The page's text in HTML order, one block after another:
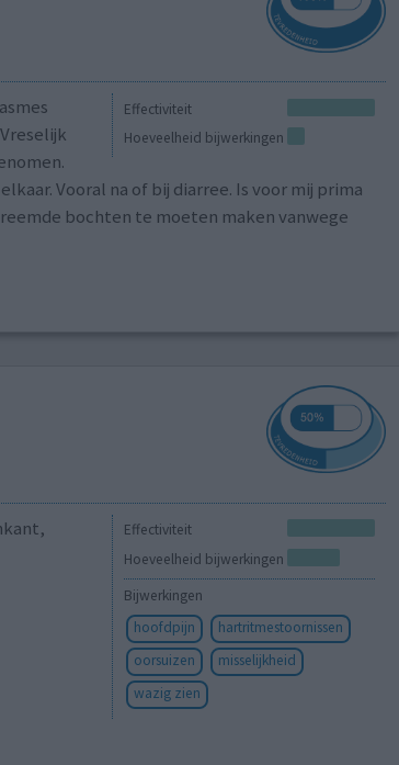
Effectiviteit
Hoeveelheid bijwerkingen
Vooral na of bij diarree. Is voor mij prima
bochten te moeten maken vanwege
Effectiviteit
Hoeveelheid bijwerkingen
Bijwerkingen
hoofdpijn
hartritmestoornissen
oorsuizen
misselijkheid
wazig zien